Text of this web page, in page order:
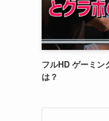
フルHD ゲーミン
は？